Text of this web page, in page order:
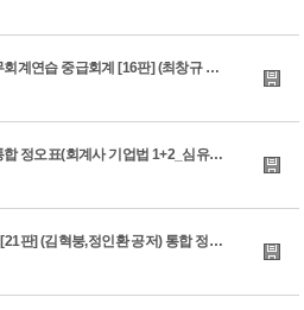
[정오표] 2026 회계사 재무회계연습 중급회계 [16판] (최창규 외) (2026.05.21)
[정오표] 2026 출간교재 통합 정오표(회계사 기업법 1+2_심유식)_260514
[정오표] 회계사 상법신강 [21판] (김혁붕,정인환 공저) 통합 정오표_26.05.12